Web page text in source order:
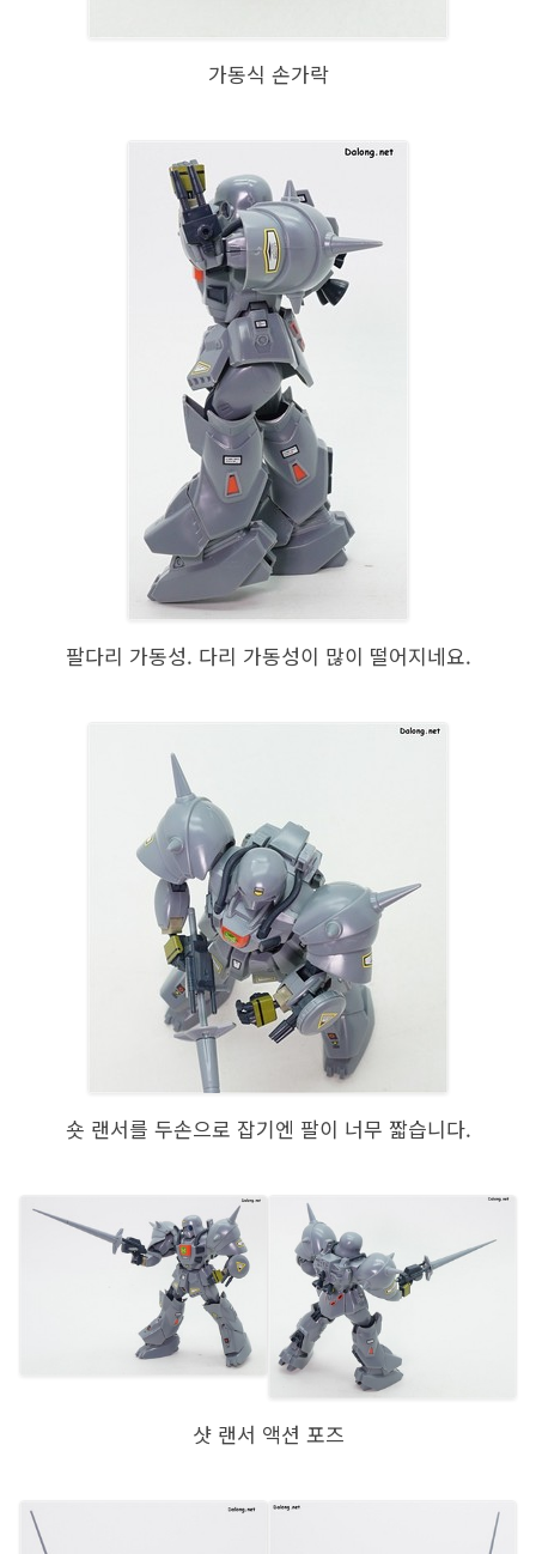
가동식 손가락
팔다리 가동성. 다리 가동성이 많이 떨어지네요.
숏 랜서를 두손으로 잡기엔 팔이 너무 짧습니다.
샷 랜서 액션 포즈